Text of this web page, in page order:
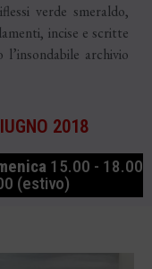
verde smeraldo,
incise e scritte
archivio
2018
15.00 - 18.00
(estivo)